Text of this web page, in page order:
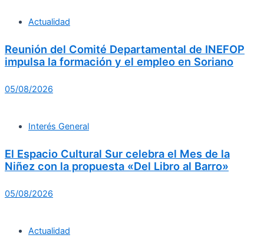
Actualidad
Reunión del Comité Departamental de INEFOP
impulsa la formación y el empleo en Soriano
05/08/2026
Interés General
El Espacio Cultural Sur celebra el Mes de la
Niñez con la propuesta «Del Libro al Barro»
05/08/2026
Actualidad